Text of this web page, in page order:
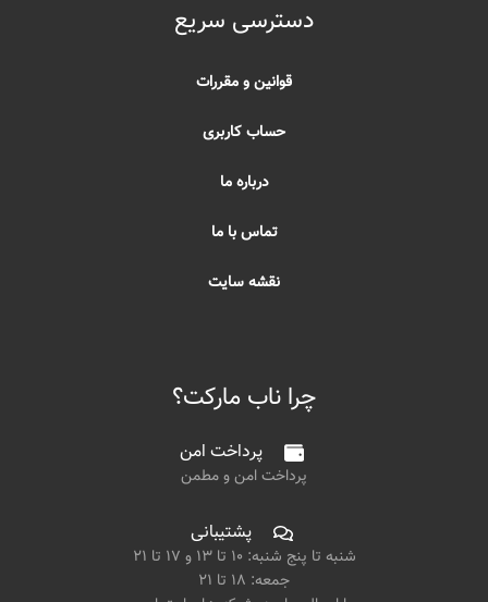
دسترسی سریع
قوانین و مقررات
حساب کاربری
درباره ما
تماس با ما
نقشه سایت
چرا ناب مارکت؟
پرداخت امن
پرداخت امن و مطمن
پشتیبانی
شنبه تا پنج شنبه: ۱۰ تا ۱۳ و ۱۷ تا ۲۱
جمعه: ۱۸ تا ۲۱